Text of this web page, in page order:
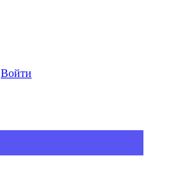
Войти